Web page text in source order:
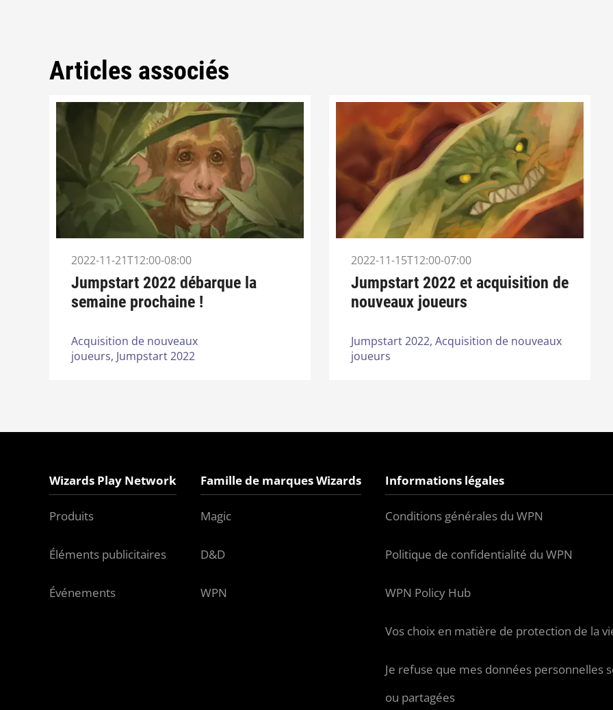
Articles associés
2022-11-21T12:00-08:00
Jumpstart 2022 débarque la
semaine prochaine !
Acquisition de nouveaux
joueurs, Jumpstart 2022
2022-11-15T12:00-07:00
Jumpstart 2022 et acquisition de
nouveaux joueurs
Jumpstart 2022, Acquisition de nouveaux
joueurs
Wizards Play Network
Produits
Éléments publicitaires
Événements
Famille de marques Wizards
Magic
D&D
WPN
Informations légales
Conditions générales du WPN
Politique de confidentialité du WPN
WPN Policy Hub
Vos choix en matière de protection de la
Je refuse que mes données personnelles
ou partagées